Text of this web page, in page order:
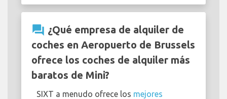
question_answer ¿Qué empresa de alquiler de
coches en Aeropuerto de Brussels
ofrece los coches de alquiler más
baratos de Mini?
SIXT a menudo ofrece los mejores